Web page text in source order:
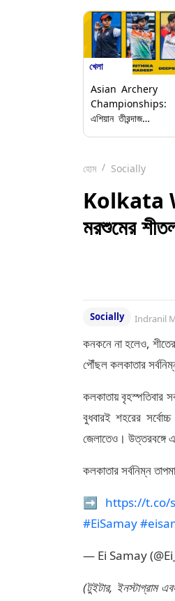
খেলা
Asian Archery
Championships:
এশিয়ান তীরন্দাজ
জিতল ভারত, রুপো জিতল
হোম Socially
Kolkata
মরশুমের
Socially Indranil
কনকনে না হলেও, শীতের
পৌঁছল কলকাতার
কলকাতায় বৃহস্পতিবার
বুধবারই শহরের
জেলাতেও। উত্তরবঙ্গে
কলকাতার সর্বনিম্ন
➡️ https://t.co/
#EiSamay
— Ei Samay
(টুইটার, ইনস্টাগ্রাম